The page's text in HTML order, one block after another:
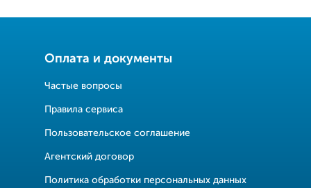
Оплата и документы
Частые вопросы
Правила сервиса
Пользовательское соглашение
Агентский договор
Политика обработки персональных данных